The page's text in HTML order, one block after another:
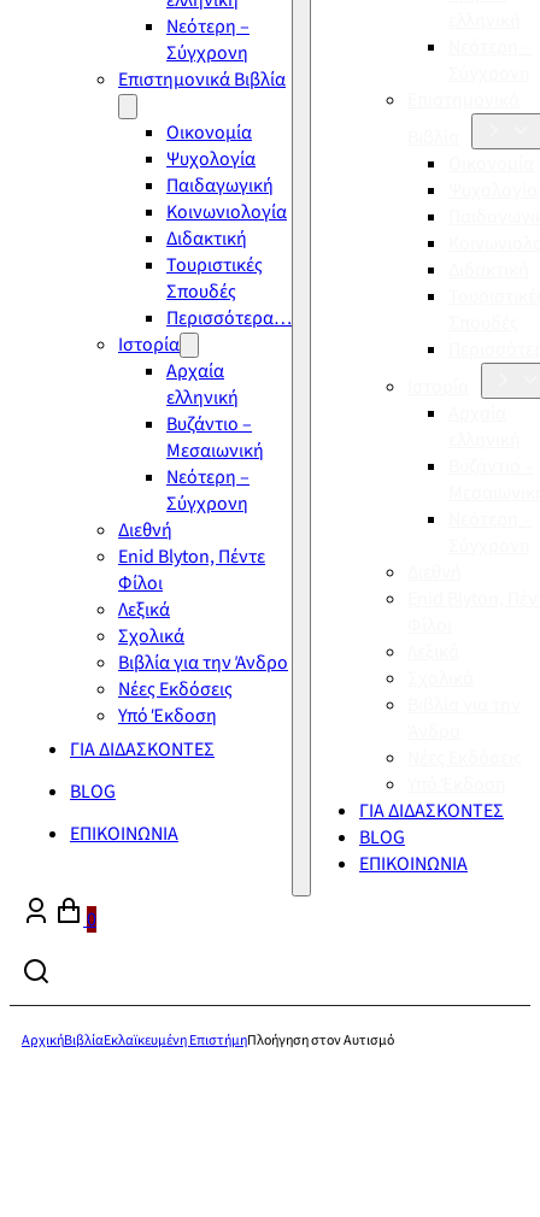
Νεότερη –
Σύγχρονη
Επιστημονικά Βιβλία
Οικονομία
Ψυχολογία
Παιδαγωγική
Κοινωνιολογία
Διδακτική
Τουριστικές
Σπουδές
Περισσότερα…
Ιστορία
Αρχαία
ελληνική
Βυζάντιο –
Μεσαιωνική
Νεότερη –
Σύγχρονη
Διεθνή
Enid Blyton, Πέντε
Φίλοι
Λεξικά
Σχολικά
Βιβλία για την Άνδρο
Νέες Εκδόσεις
Υπό Έκδοση
ΓΙΑ ΔΙΔΑΣΚΟΝΤΕΣ
BLOG
ΕΠΙΚΟΙΝΩΝΙΑ
ΓΙΑ ΔΙΔΑΣΚΟΝΤΕΣ
BLOG
ΕΠΙΚΟΙΝΩΝΙΑ
0
ΑρχικήΒιβλίαΕκλαϊκευμένη ΕπιστήμηΠλοήγηση στον Αυτισμό